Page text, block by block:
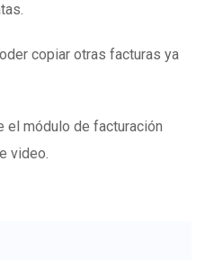
copiar otras facturas ya
el módulo de facturación
video.